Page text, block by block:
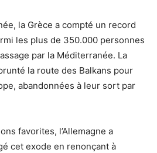
la Grèce a compté un record
les plus de 350.000 personnes
par la Méditerranée. La
la route des Balkans pour
abandonnées à leur sort par
favorites, l’Allemagne a
cet exode en renonçant à